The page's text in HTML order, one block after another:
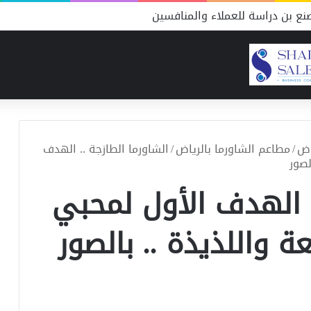
بن دراسة للعملاء والمنافسين
/مطاعم الشاورما بالرياض/الشاورما الطازجة .. الهدف
الهدف الأول لمحبي
واللذيذة .. بالصور